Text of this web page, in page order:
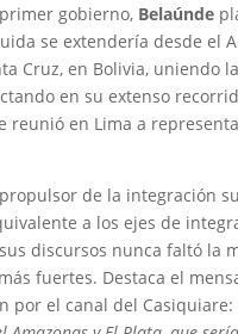
gobierno, Belaúnde
se extendería desde el
Cruz, en Bolivia, uniendo
en su extenso
reunió en Lima a
de la integración
a los ejes de
discursos nunca faltó
fuertes. Destaca el
por el canal del Casiquiare: